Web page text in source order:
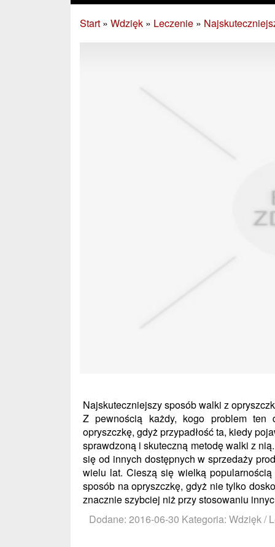
Start » Wdzięk » Leczenie »
Najskuteczniejszy sposób walki z
Z pewnością każdy, kogo problem
opryszczkę, gdyż przypadłość ta, kiedy
sprawdzoną i skuteczną metodę walki z
się od innych dostępnych w sprzedaży
wielu lat. Cieszą się wielką
sposób na opryszczkę, gdyż nie tylko
znacznie szybciej niż przy stosowaniu
Dodane: 2016-06-30 Kategoria: Wdzięk /